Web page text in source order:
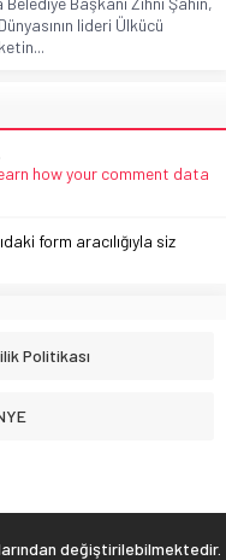
lideri Ülkücü
how your comment data
form aracılığıyla siz
Politikası
değiştirilebilmektedir.